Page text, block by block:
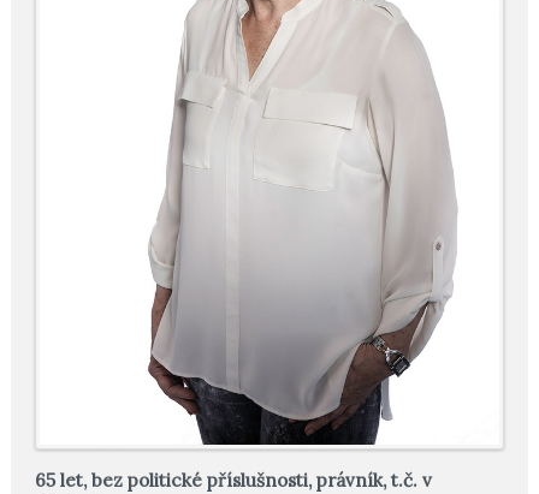
65 let, bez politické příslušnosti, právník, t.č. v